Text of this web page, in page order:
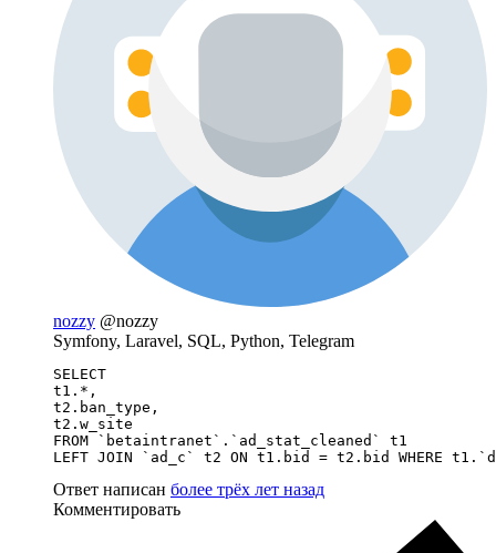
nozzy @nozzy
Symfony, Laravel, SQL, Python, Telegram
SELECT
t1.*,
t2.ban_type,
t2.w_site
FROM `betaintranet`.`ad_stat_cleaned` t1
LEFT JOIN `ad_c` t2 ON t1.bid = t2.bid WHERE
Ответ написан более трёх лет назад
Комментировать